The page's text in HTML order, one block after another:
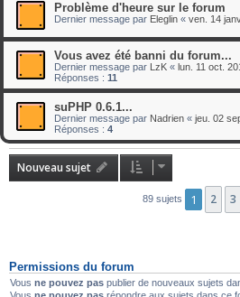
Problème d'heure sur le forum
Dernier message par Eleglin « ven. 14
Vous avez été banni du forum...
Dernier message par LzK « lun. 11 oct.
Réponses : 11
suPHP 0.6.1...
Dernier message par Nadrien « jeu. 02
Réponses : 4
Nouveau sujet
89 sujets 1 2 3
Permissions du forum
Vous ne pouvez pas publier de nouveaux sujets